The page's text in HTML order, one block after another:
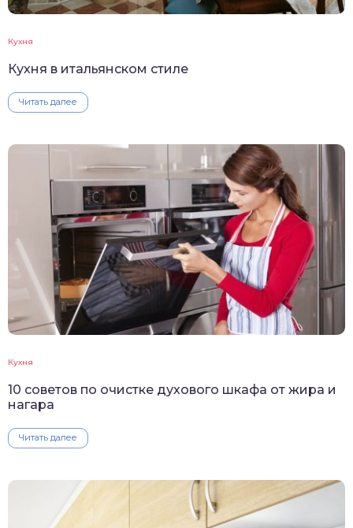
Кухня
Кухня в итальянском стиле
Читать далее
Кухня
10 советов по очистке духового шкафа от жира и
нагара
Читать далее